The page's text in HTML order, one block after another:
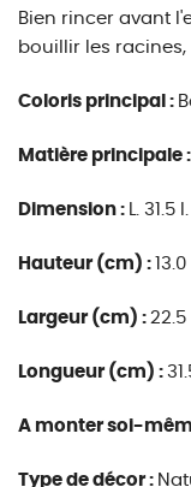
Bien rincer avant
bouillir les
Coloris principal :
Matière principale :
Dimension : L. 31.5
Hauteur (cm) : 13.0
Largeur (cm) : 22.5
Longueur (cm) :
A monter soi-
Type de décor :